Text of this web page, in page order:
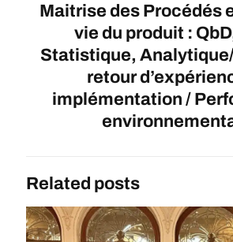
Maitrise des Procédés
vie du produit :
Statistique,
retour
implémentation /
Related posts